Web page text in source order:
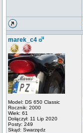
marek_c4
Model: DS 650 Classic
Rocznik: 2000
Wiek: 61
Dołączył: 11 Lip 2020
Posty: 249
Skąd: Swarzędz